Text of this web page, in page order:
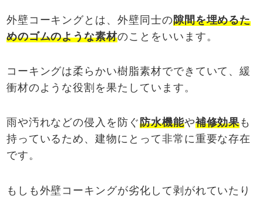
外壁コーキングとは、外壁同士の隙間を埋めるた
めのゴムのような素材のことをいいます。
コーキングは柔らかい樹脂素材でできていて、緩
衝材のような役割を果たしています。
雨や汚れなどの侵入を防ぐ防水機能や補修効果も
持っているため、建物にとって非常に重要な存在
です。
もしも外壁コーキングが劣化して剥がれていたり